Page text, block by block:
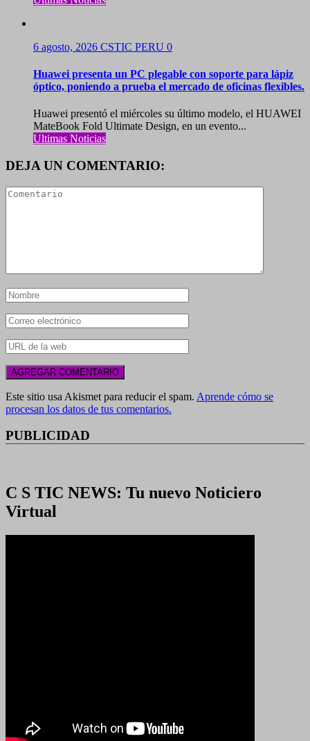
6 agosto, 2026 CSTIC PERU 0
Huawei presenta un PC plegable con soporte para lápiz
óptico, poniendo a prueba el mercado de oficinas flexibles.
Huawei presentó el miércoles su último modelo, el HUAWEI
MateBook Fold Ultimate Design, en un evento...
Ultimas Noticias
DEJA UN COMENTARIO:
Este sitio usa Akismet para reducir el spam. Aprende cómo se
procesan los datos de tus comentarios.
PUBLICIDAD
C S TIC NEWS: Tu nuevo Noticiero
Virtual